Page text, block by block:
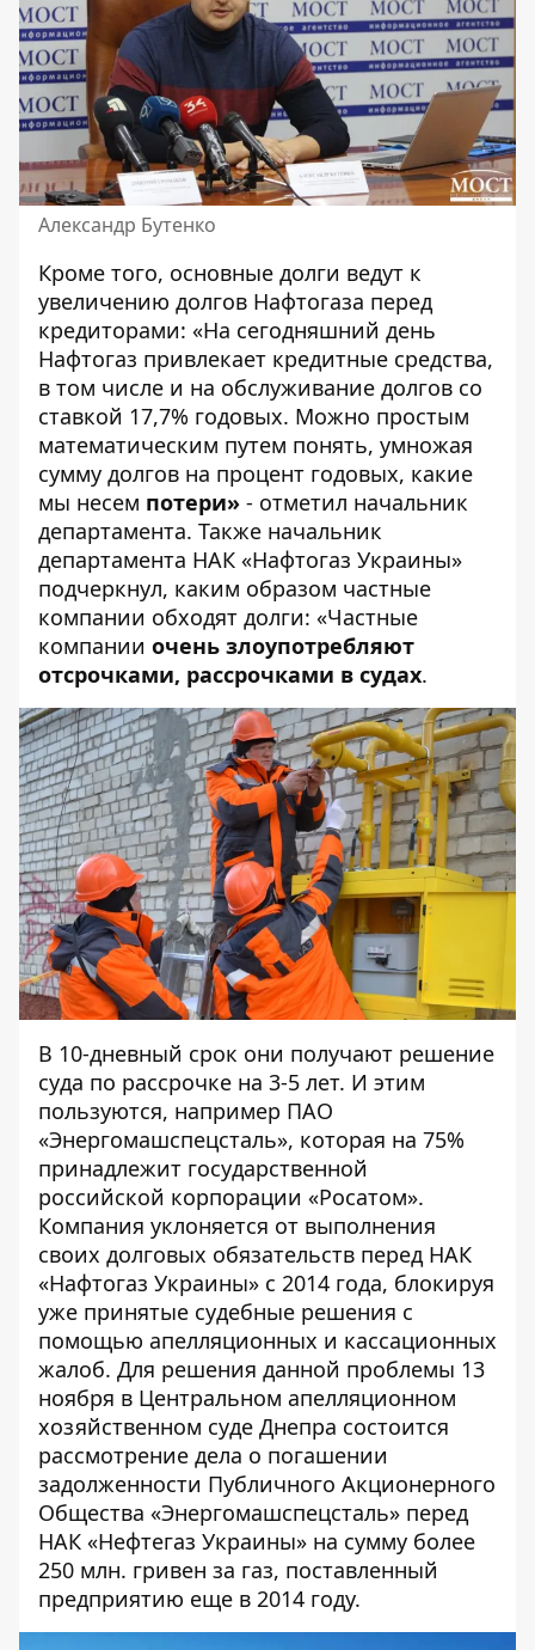
Александр Бутенко
Кроме того, основные долги ведут к
увеличению долгов Нафтогаза перед
кредиторами: «На сегодняшний день
Нафтогаз привлекает кредитные средства,
в том числе и на обслуживание долгов со
ставкой 17,7% годовых. Можно простым
математическим путем понять, умножая
сумму долгов на процент годовых, какие
мы несем потери» - отметил начальник
департамента. Также начальник
департамента НАК «Нафтогаз Украины»
подчеркнул, каким образом частные
компании обходят долги: «Частные
компании очень злоупотребляют
отсрочками, рассрочками в судах.
В 10-дневный срок они получают решение
суда по рассрочке на 3-5 лет. И этим
пользуются, например ПАО
«Энергомашспецсталь», которая на 75%
принадлежит государственной
российской корпорации «Росатом».
Компания уклоняется от выполнения
своих долговых обязательств перед НАК
«Нафтогаз Украины» с 2014 года, блокируя
уже принятые судебные решения с
помощью апелляционных и кассационных
жалоб. Для решения данной проблемы 13
ноября в Центральном апелляционном
хозяйственном суде Днепра состоится
рассмотрение дела о погашении
задолженности Публичного Акционерного
Общества «Энергомашспецсталь» перед
НАК «Нефтегаз Украины» на сумму более
250 млн. гривен за газ, поставленный
предприятию еще в 2014 году.